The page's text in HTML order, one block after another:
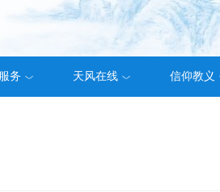
务 天风在线 信仰教义